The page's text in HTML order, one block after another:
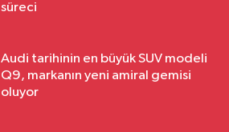
süreci
Audi tarihinin en büyük SUV modeli
Q9, markanın yeni amiral gemisi
oluyor